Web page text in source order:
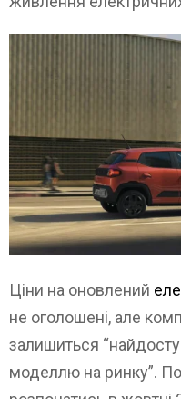
Ціни на оновлений
не оголошені, але
залишиться
моделлю на ринку”.